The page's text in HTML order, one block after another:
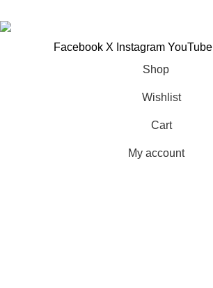
Facebook X Instagram YouTube
Shop
Wishlist
Cart
My account